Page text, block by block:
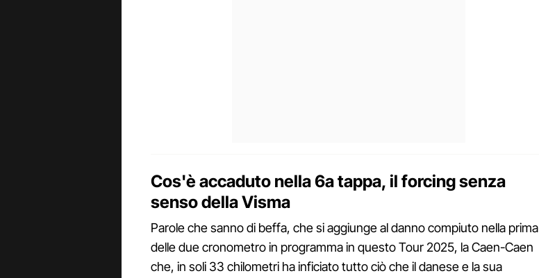
Cos'è accaduto nella 6a tappa, il forcing senza
senso della Visma
Parole che sanno di beffa, che si aggiunge al danno compiuto nella prima
delle due cronometro in programma in questo Tour 2025, la Caen-Caen
che, in soli 33 chilometri ha inficiato tutto ciò che il danese e la sua